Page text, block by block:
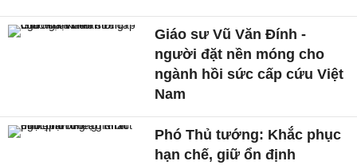
Giáo sư Vũ Văn Đính -
người đặt nền móng cho
ngành hồi sức cấp cứu Việt
Nam
Phó Thủ tướng: Khắc phục
hạn chế, giữ ổn định